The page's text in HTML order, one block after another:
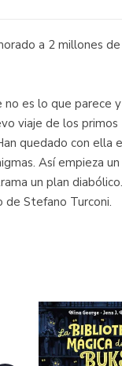
a 2 millones de
es lo que parece
viaje de los
quedado con
Así empieza
un plan
de Stefano Turconi.